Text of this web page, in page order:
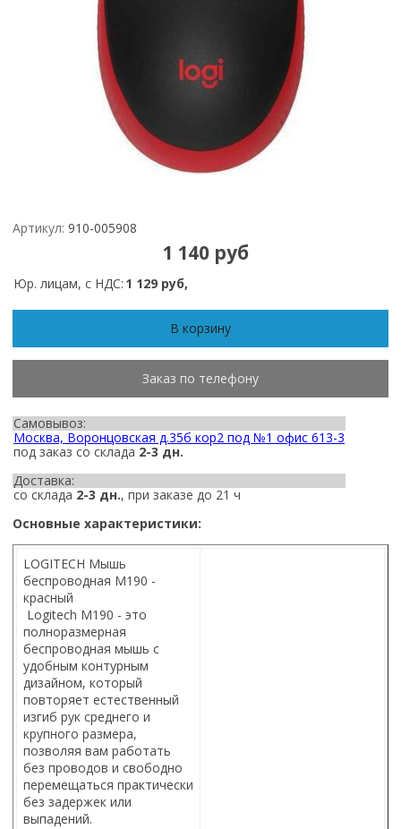
Артикул: 910-005908
1 140 руб
Юр. лицам, с НДС: 1 129 руб,
В корзину
Заказ по телефону
Самовывоз:
Москва, Воронцовская д.35б кор2 под №1 офис 613-3
под заказ со склада 2-3 дн.
Доставка:
со склада 2-3 дн., при заказе до 21 ч
Основные характеристики:
LOGITECH Мышь
беспроводная M190 -
красный
Logitech M190 - это
полноразмерная
беспроводная мышь с
удобным контурным
дизайном, который
повторяет естественный
изгиб рук среднего и
крупного размера,
позволяя вам работать
без проводов и свободно
перемещаться практически
без задержек или
выпадений.